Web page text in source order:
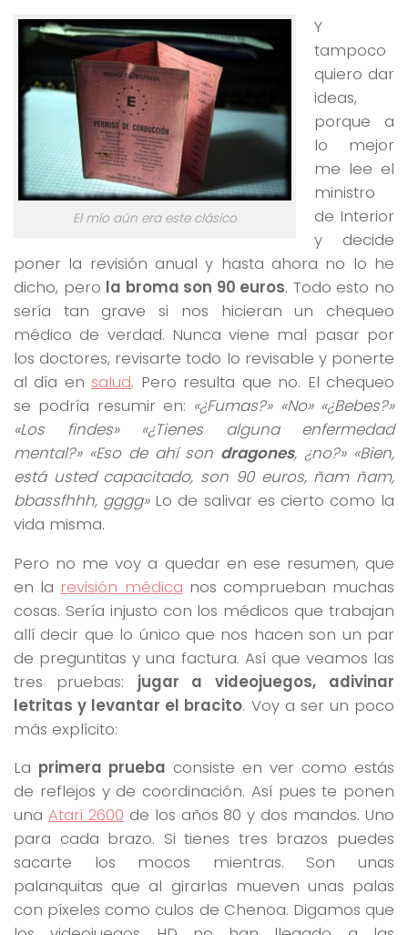
El mío aún era este clásico
Y
tampoco
quiero dar
ideas,
porque a
lo mejor
me lee el
ministro
de Interior
y decide
poner la revisión anual y hasta ahora no lo he
dicho, pero la broma son 90 euros. Todo esto no
sería tan grave si nos hicieran un chequeo
médico de verdad. Nunca viene mal pasar por
los doctores, revisarte todo lo revisable y ponerte
al día ensalud. Pero resulta que no. El chequeo
se podría resumir en: «¿Fumas?» «No» «¿Bebes?»
«Los findes» «¿Tienes alguna enfermedad
mental?» «Eso de ahí son dragones, ¿no?» «Bien,
está usted capacitado, son 90 euros, ñam ñam,
bbassfhhh, gggg»Lo de salivar es cierto como la
vida misma.
Pero no me voy a quedar en ese resumen, que
en la revisión médica nos comprueban muchas
cosas. Sería injusto con los médicos que trabajan
allí decir que lo único que nos hacen son un par
de preguntitas y una factura. Así que veamos las
tres pruebas: jugar a videojuegos, adivinar
letritas y levantar el bracito. Voy a ser un poco
más explícito:
La primera prueba consiste en ver como estás
de reflejos y de coordinación. Así pues te ponen
una Atari 2600 de los años 80 y dos mandos. Uno
para cada brazo. Si tienes tres brazos puedes
sacarte los mocos mientras. Son unas
palanquitas que al girarlas mueven unas palas
con píxeles como culos de Chenoa. Digamos que